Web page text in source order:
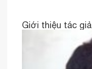
Giới thiệu tác giả